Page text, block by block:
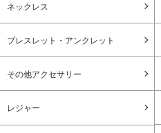
ネックレス
ブレスレット・アンクレット
その他アクセサリー
レジャー